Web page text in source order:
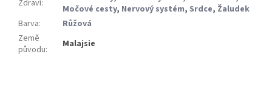
Zdraví:
Močové cesty, Nervový systém, Srdce, Žaludek
Barva:
Růžová
Země
původu: Malajsie